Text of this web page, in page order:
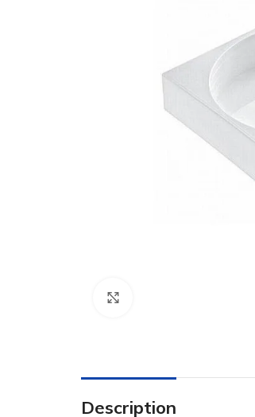
Description